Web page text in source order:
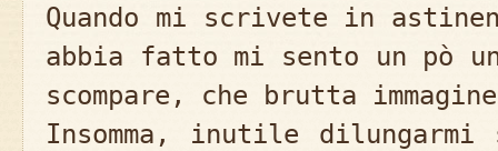
Quando mi scrivete in
abbia fatto mi sento un pò
scompare, che brutta
Insomma, inutile